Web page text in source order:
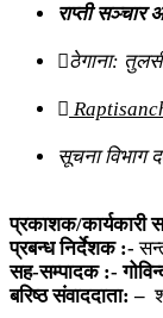
राप्ती सञ्चार
ठेगाना:
सूचना विभाग
प्रकाशक/कार्यकारी
प्रबन्ध निर्देशक :-
सह-सम्पादक :-
बरिष्ठ संवाददाता: –